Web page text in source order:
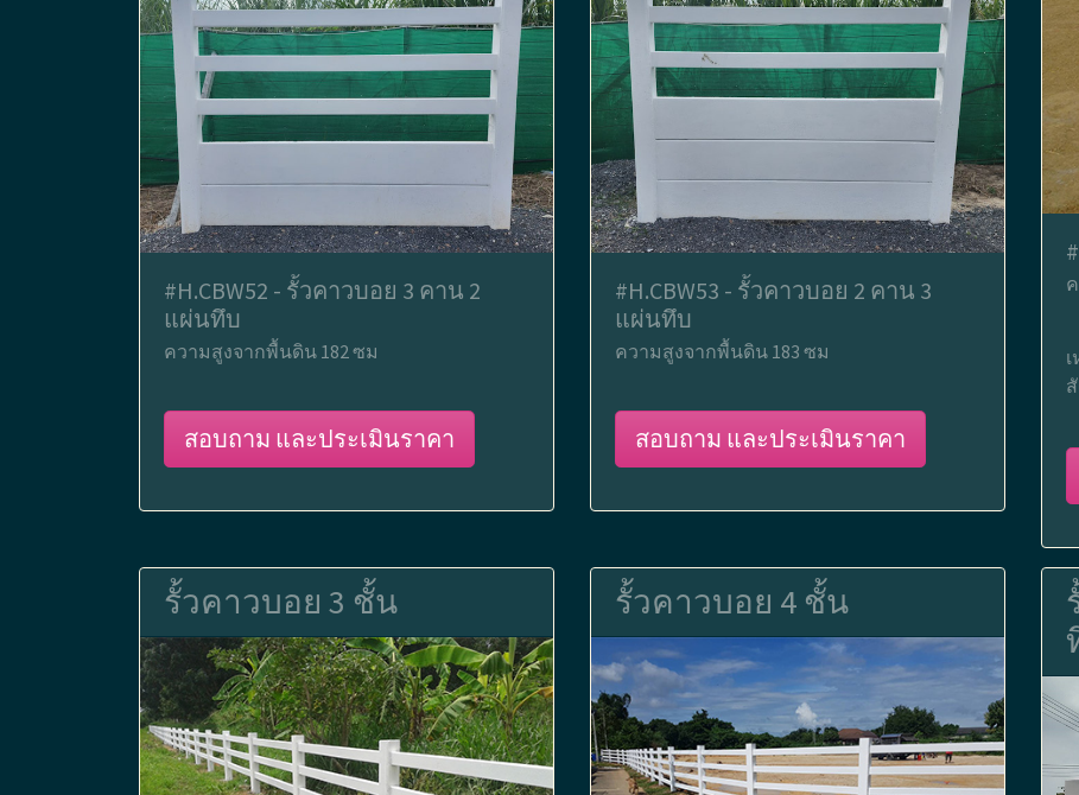
#H.CBW52 - รั้วคาวบอย 3 คาน 2
แผ่นทึบ
ความสูงจากพื้นดิน 182 ซม
สอบถาม และประเมินราคา
#H.CBW53 - รั้วคาวบอย 2 คาน 3
แผ่นทึบ
ความสูงจากพื้นดิน 183 ซม
สอบถาม และประเมินราคา
รั้วคาวบอย 3 ชั้น รั้วคาวบอย 4 ชั้น